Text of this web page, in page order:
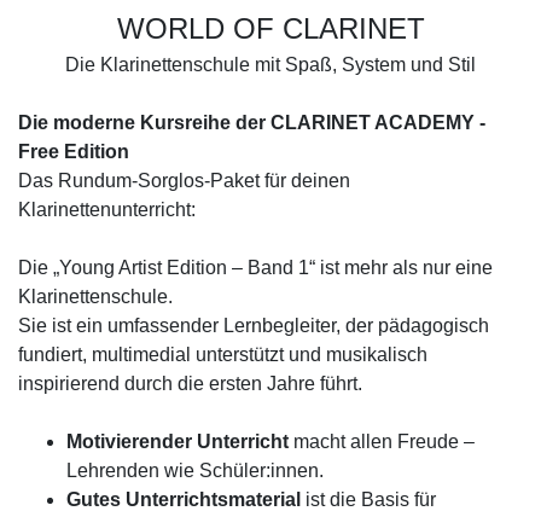
WORLD OF CLARINET
Die Klarinettenschule mit Spaß, System und Stil
Die moderne Kursreihe der CLARINET ACADEMY -
Free Edition
Das Rundum-Sorglos-Paket für deinen
Klarinettenunterricht:
Die „Young Artist Edition – Band 1“ ist mehr als nur eine
Klarinettenschule.
Sie ist ein umfassender Lernbegleiter, der pädagogisch
fundiert, multimedial unterstützt und musikalisch
inspirierend durch die ersten Jahre führt.
Motivierender Unterricht macht allen Freude –
Lehrenden wie Schüler:innen.
Gutes Unterrichtsmaterial ist die Basis für